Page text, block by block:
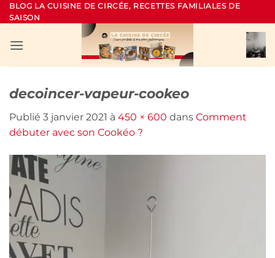
Passer
au
BLOG LA CUISINE DE CIRCÉE, RECETTES FAMILIALES DE
SAISON
decoincer-vapeur-cookeo
Publié 3 janvier 2021 à 450 × 600 dans Comment
débuter avec son Cookéo ?